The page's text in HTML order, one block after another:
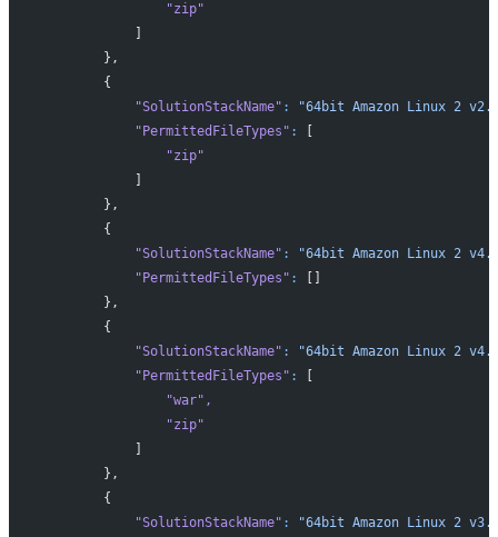
                "zip"
            ]
        },
        {
            "SolutionStackName"
:
"64bit Amazon Linux 2
            "PermittedFileTypes"
:
[
                "zip"
            ]
        },
        {
            "SolutionStackName"
:
"64bit Amazon Linux 2
            "PermittedFileTypes"
:
[]
        },
        {
            "SolutionStackName"
:
"64bit Amazon Linux 2
            "PermittedFileTypes"
:
[
                "war"
,
                "zip"
            ]
        },
        {
            "SolutionStackName"
:
"64bit Amazon Linux 2